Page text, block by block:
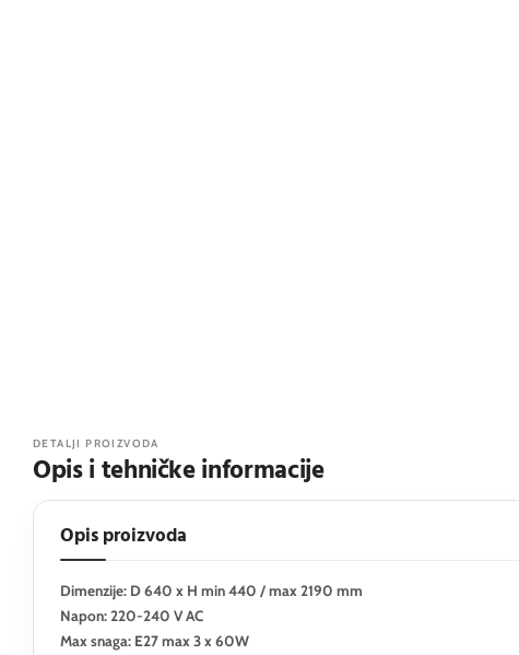
DETALJI PROIZVODA
Opis i tehničke informacije
Opis proizvoda
Dimenzije: D 640 x H min 440 / max 2190 mm
Napon: 220-240 V AC
Max snaga: E27 max 3 x 60W